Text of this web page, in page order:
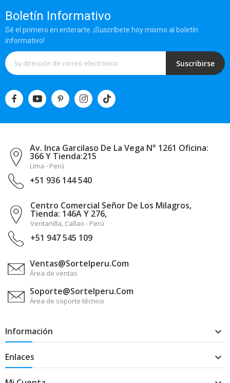
Boletín Informativo
Sé el primero en enterarte. ¡Suscríbete hoy mismo al boletín
informativo!
Suscribirse
Av. Inca Garcilaso De La Vega N° 1261 Oficina:
366 Y Tienda:215
Lima - Perú
+51 936 144 540
Centro Comercial Señor De Los Milagros,
Tienda: 146A Y 276,
Ventanilla, Callao - Perú
+51 947 545 109
Ventas@sortelperu.com
Área de ventas
Soporte@sortelperu.com
Área de soporte técnico
Información 
Enlaces 